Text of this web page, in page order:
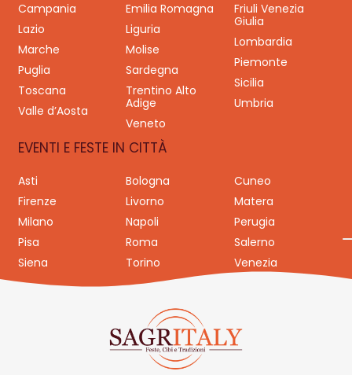
Campania
Emilia Romagna
Friuli Venezia
Giulia
Lazio
Liguria
Lombardia
Marche
Molise
Piemonte
Puglia
Sardegna
Sicilia
Toscana
Trentino Alto
Adige
Umbria
Valle d’Aosta
Veneto
EVENTI E FESTE IN CITTÀ
Asti Bologna
Cuneo
Firenze
Livorno
Matera
Milano
Napoli
Perugia
Pisa
Roma
Salerno
Siena
Torino Venezia